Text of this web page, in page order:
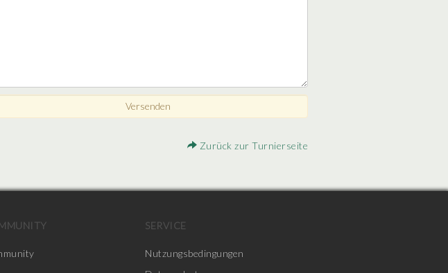
Zurück zur Turnierseite
SERVICE
Nutzungsbedingungen